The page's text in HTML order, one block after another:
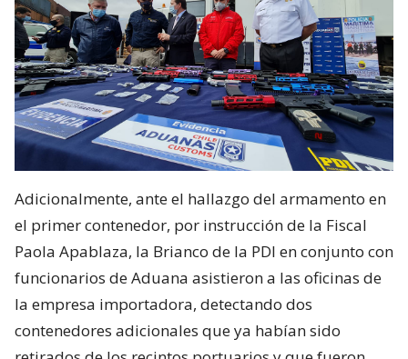
Adicionalmente, ante el hallazgo del armamento en
el primer contenedor, por instrucción de la Fiscal
Paola Apablaza, la Brianco de la PDI en conjunto con
funcionarios de Aduana asistieron a las oficinas de
la empresa importadora, detectando dos
contenedores adicionales que ya habían sido